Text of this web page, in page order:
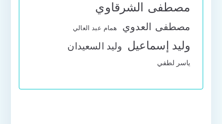
مصطفى الشرقاوي
مصطفى العدوي همام عبد العالي
وليد إسماعيل وليد السعيدان
ياسر لطفي